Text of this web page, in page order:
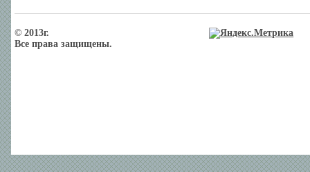
© 2013г.
Все права защищены.